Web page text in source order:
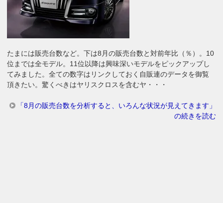
たまには販売台数など。下は8月の販売台数と対前年比（％）。10
位までは全モデル。11位以降は興味深いモデルをピックアップし
てみました。全ての数字はリンクしておく自販連のデータを御覧
頂きたい。驚くべきはヤリスクロスを含むヤ・・・
「8月の販売台数を分析すると、いろんな状況が見えてきます」
の続きを読む